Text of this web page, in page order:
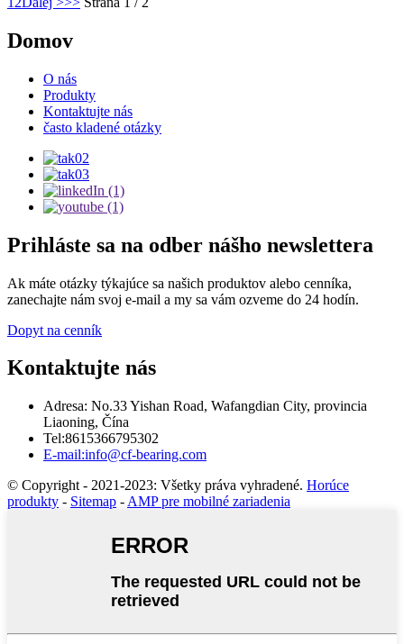
Domov
O nás
Produkty
Kontaktujte nás
často kladené otázky
Prihláste sa na odber nášho newslettera
Ak máte otázky týkajúce sa našich produktov alebo cenníka,
zanechajte nám svoj e-mail a my sa vám ozveme do 24 hodín.
Dopyt na cenník
Kontaktujte nás
Adresa: No.33 Yishan Road, Wafangdian City, provincia
Liaoning, Čína
Tel:8615366795302
E-mail:info@cf-bearing.com
© Copyright - 2021-2023: Všetky práva vyhradené. Horúce
produkty - Sitemap - AMP pre mobilné zariadenia